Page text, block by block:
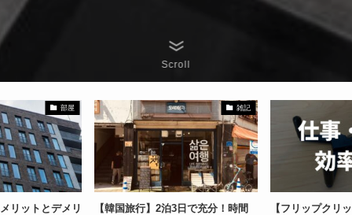
Scroll
部屋
リットとデメリ
雑記
【韓国旅行】2泊3日で充分！時間
【フリップクリ